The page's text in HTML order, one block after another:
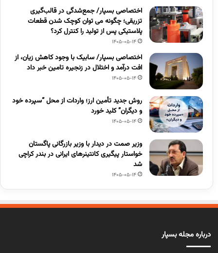
اختصاصی بسپار/ جمع‌شدگی در قالب‌گیری
تزریقی؛ چگونه می توان کوچک شدن قطعات
پلاستیکی پس از تولید را کنترل کرد؟
1405-05-14
اختصاصی بسپار/ سابیک با وجود کاهش زیان، از
افت درآمد و اختلال در زنجیره تامین خبر داد
1405-05-14
روش جدید تأمین ارز؛ واردات از محل “سپرده خود
و دیگران” کلید خورد
1405-05-14
وزیر صمت در دیدار با وزیر بازرگانی پاگستان
خواستار پیگیری کانتینرهای ایرانی در بندر کراچی
شد
1405-05-14
درباره مجله بسپار